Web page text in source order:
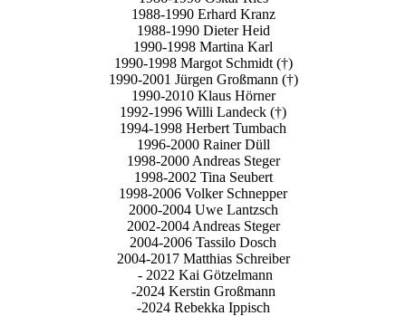
1988-1990 Erhard Kranz
1988-1990 Dieter Heid
1990-1998 Martina Karl
1990-1998 Margot Schmidt (†)
1990-2001 Jürgen Großmann (†)
1990-2010 Klaus Hörner
1992-1996 Willi Landeck (†)
1994-1998 Herbert Tumbach
1996-2000 Rainer Düll
1998-2000 Andreas Steger
1998-2002 Tina Seubert
1998-2006 Volker Schnepper
2000-2004 Uwe Lantzsch
2002-2004 Andreas Steger
2004-2006 Tassilo Dosch
2004-2017 Matthias Schreiber
- 2022 Kai Götzelmann
-2024 Kerstin Großmann
-2024 Rebekka Ippisch